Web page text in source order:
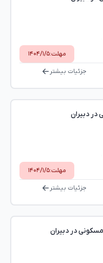
مهلت:۱۴۰۴/۱/۵
جزئیات بیشتر
مهلت:۱۴۰۴/۱/۵
جزئیات بیشتر